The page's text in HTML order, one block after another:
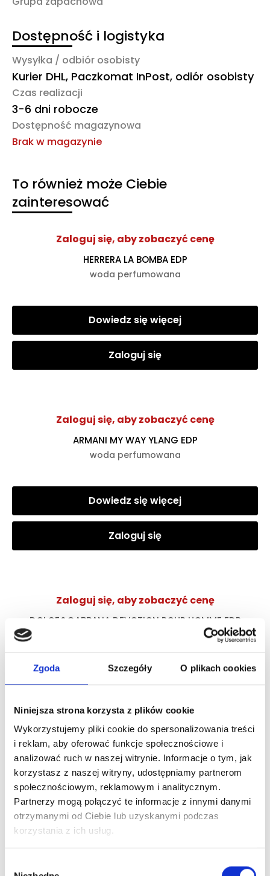
Zgoda Szczegóły O plikach cookies
Niniejsza strona korzysta z plików cookie
Wykorzystujemy pliki cookie do spersonalizowania treści
i reklam, aby oferować funkcje społecznościowe i
analizować ruch w naszej witrynie. Informacje o tym, jak
korzystasz z naszej witryny, udostępniamy partnerom
społecznościowym, reklamowym i analitycznym.
Partnerzy mogą połączyć te informacje z innymi danymi
otrzymanymi od Ciebie lub uzyskanymi podczas
korzystania z ich usług.
Dostępność i logistyka
Wysyłka / odbiór osobisty
Kurier DHL, Paczkomat InPost, odiór osobisty
Czas realizacji
3-6 dni robocze
Dostępność magazynowa
Brak w magazynie
To również może Ciebie
zainteresować
Zaloguj się, aby zobaczyć cenę
HERRERA LA BOMBA EDP
woda perfumowana
Dowiedz się więcej
Zaloguj się
Zaloguj się, aby zobaczyć cenę
ARMANI MY WAY YLANG EDP
woda perfumowana
Dowiedz się więcej
Zaloguj się
Zaloguj się, aby zobaczyć cenę
DOLCE&GABBANA DEVOTION POUR HOMME EDP
Zaloguj się
Dlaczego warto?
Oryginalny produkt z autoryzowanej
dystrybucji
Wysyłka 24h z magazynu w Polsce